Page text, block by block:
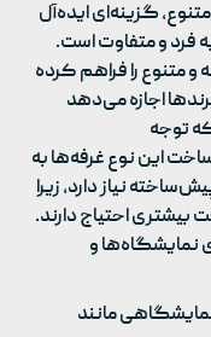
گزینه‌ای ایده‌آل
فرد و متفاوت است.
و متنوع را فراهم کرده
اجازه می‌دهد
توجه
این نوع غرفه‌ها به
نیاز دارد، زیرا
بیشتری احتیاج دارند.
نمایشگاه‌ها و
مانند